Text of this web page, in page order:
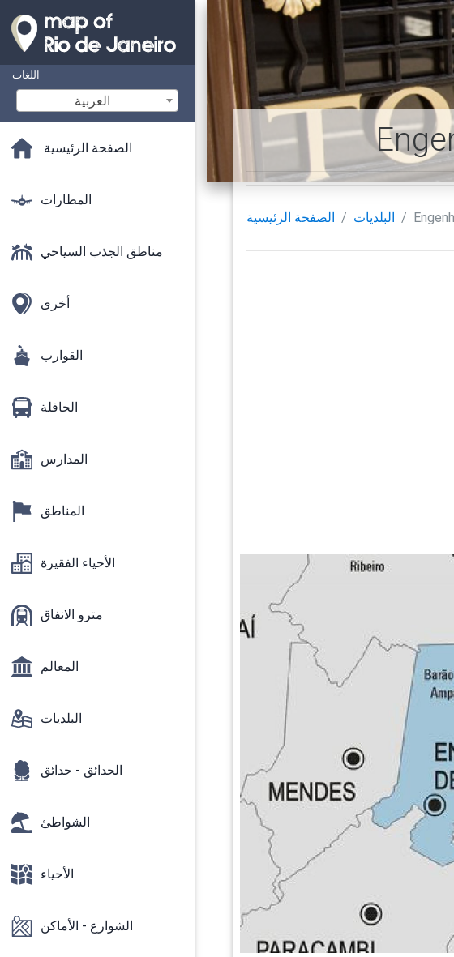
اللغات
‫العربية
الصفحة الرئيسية
المطارات
مناطق الجذب السياحي
أخرى
القوارب
الحافلة
المدارس
المناطق
الأحياء الفقيرة
مترو الانفاق
المعالم
البلديات
الحدائق - حدائق
الشواطئ
الأحياء
الشوارع - الأماكن
الصفحة الرئيسية البلديات